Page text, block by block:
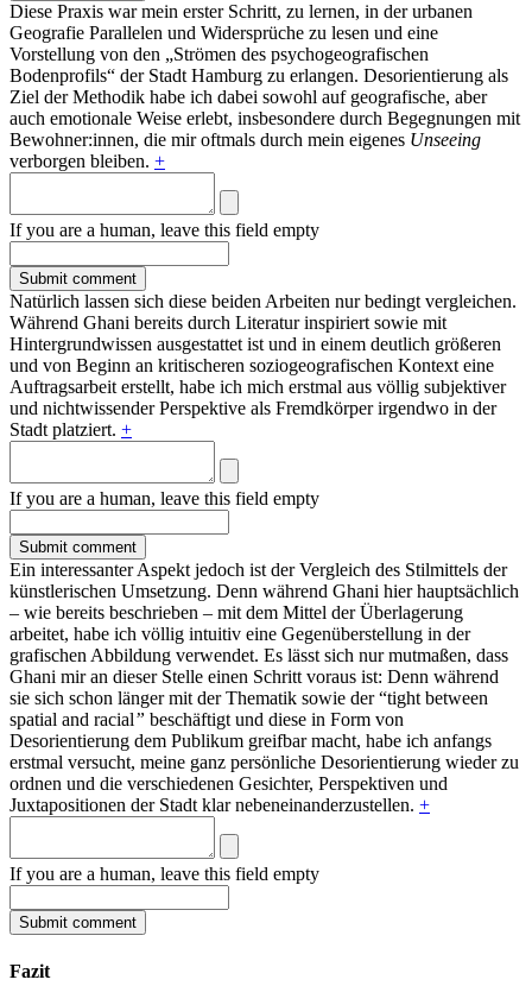
Diese Praxis war mein erster Schritt, zu lernen, in der urbanen
Geografie Parallelen und Widersprüche zu lesen und eine
Vorstellung von den „Strömen des psychogeografischen
Bodenprofils“ der Stadt Hamburg zu erlangen. Desorientierung als
Ziel der Methodik habe ich dabei sowohl auf geografische, aber
auch emotionale Weise erlebt, insbesondere durch Begegnungen mit
Bewohner:innen, die mir oftmals durch mein eigenes Unseeing
verborgen bleiben. +
If you are a human, leave this field empty
Natürlich lassen sich diese beiden Arbeiten nur bedingt vergleichen.
Während Ghani bereits durch Literatur inspiriert sowie mit
Hintergrundwissen ausgestattet ist und in einem deutlich größeren
und von Beginn an kritischeren soziogeografischen Kontext eine
Auftragsarbeit erstellt, habe ich mich erstmal aus völlig subjektiver
und nichtwissender Perspektive als Fremdkörper irgendwo in der
Stadt platziert. +
If you are a human, leave this field empty
Ein interessanter Aspekt jedoch ist der Vergleich des Stilmittels der
künstlerischen Umsetzung. Denn während Ghani hier hauptsächlich
– wie bereits beschrieben – mit dem Mittel der Überlagerung
arbeitet, habe ich völlig intuitiv eine Gegenüberstellung in der
grafischen Abbildung verwendet. Es lässt sich nur mutmaßen, dass
Ghani mir an dieser Stelle einen Schritt voraus ist: Denn während
sie sich schon länger mit der Thematik sowie der “tight between
spatial and racial” beschäftigt und diese in Form von
Desorientierung dem Publikum greifbar macht, habe ich anfangs
erstmal versucht, meine ganz persönliche Desorientierung wieder zu
ordnen und die verschiedenen Gesichter, Perspektiven und
Juxtapositionen der Stadt klar nebeneinanderzustellen. +
If you are a human, leave this field empty
Fazit